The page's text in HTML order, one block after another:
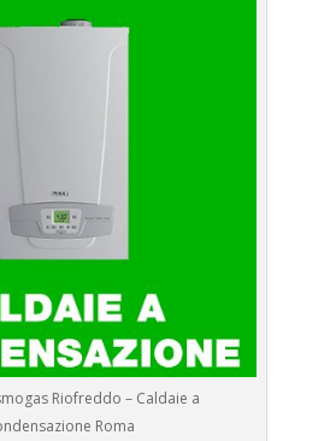
Riofreddo – Caldaie a
Roma